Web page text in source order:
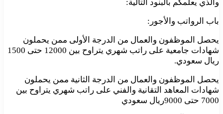
والذي يعلمكم بالبنود التالية:
باب الرواتب والأجور:
يحصل الموظفون والعمال من الدرجة الأولى ممن يحملون
شهادات جامعية على راتب شهري يتراوح بين 12000 حتى 1500
ريال سعودي.
يحصل الموظفون والعمال من الدرجة الثانية ممن يحملون
شهادات المعاهد التقانية والفني على راتب شهري يتراوح بين
7000 حتى 9000ريال سعودي